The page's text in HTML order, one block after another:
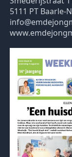
5111 PT Baarle-